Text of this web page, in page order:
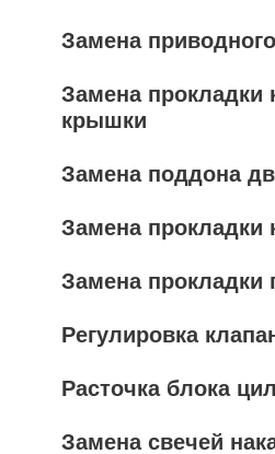
Замена
Замена прокладки
крышки
Замена поддона
Замена прокладки
Замена прокладки
Регулировка
Расточка блока
Замена свечей